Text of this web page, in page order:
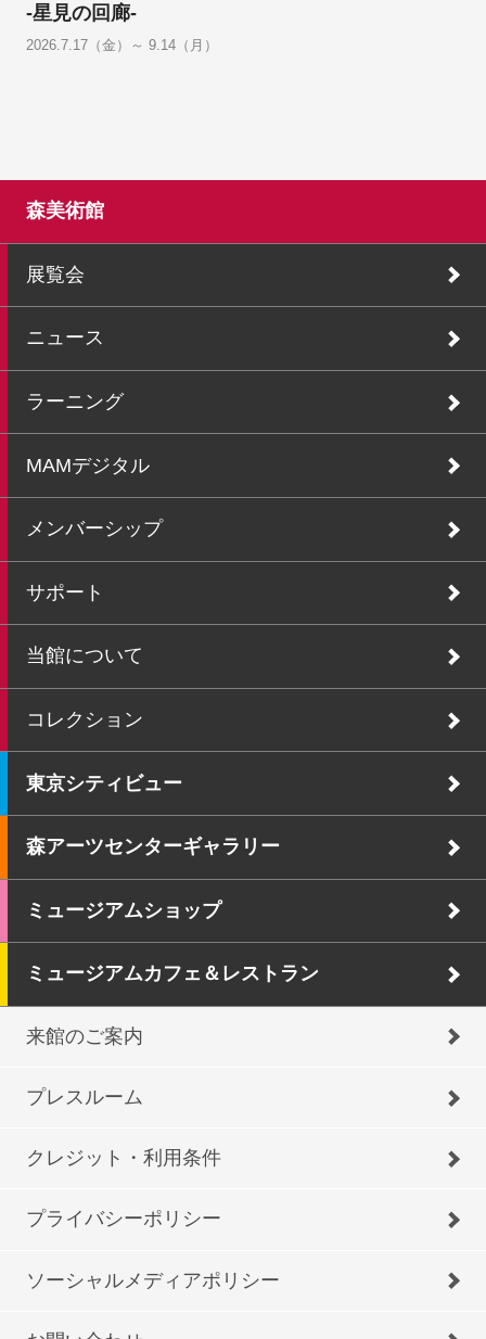
-星見の回廊-
2026.7.17（金）～ 9.14（月）
森美術館
展覧会
ニュース
ラーニング
MAMデジタル
メンバーシップ
サポート
当館について
コレクション
東京シティビュー
森アーツセンターギャラリー
ミュージアムショップ
ミュージアムカフェ＆レストラン
来館のご案内
プレスルーム
クレジット・利用条件
プライバシーポリシー
ソーシャルメディアポリシー